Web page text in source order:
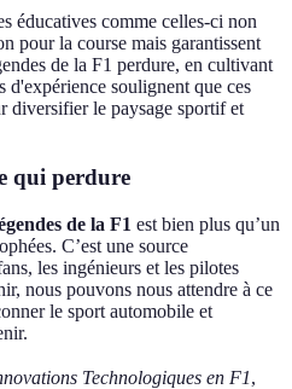
éducatives comme celles-ci non
pour la course mais garantissent
de la F1 perdure, en cultivant
d'expérience soulignent que ces
diversifier le paysage sportif et
qui perdure
de la F1 est bien plus qu’un
C’est une source
les ingénieurs et les pilotes
nous pouvons nous attendre à ce
le sport automobile et
Technologiques en F1,